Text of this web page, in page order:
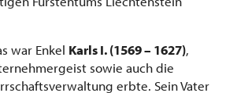
war Enkel Karls I. (1569 – 1627),
sowie auch die
erbte. Sein Vater